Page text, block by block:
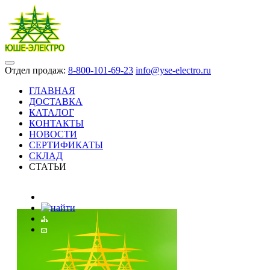
Отдел продаж: 8-800-101-69-23 info@yse-electro.ru
ГЛАВНАЯ
ДОСТАВКА
КАТАЛОГ
КОНТАКТЫ
НОВОСТИ
СЕРТИФИКАТЫ
СКЛАД
СТАТЬИ